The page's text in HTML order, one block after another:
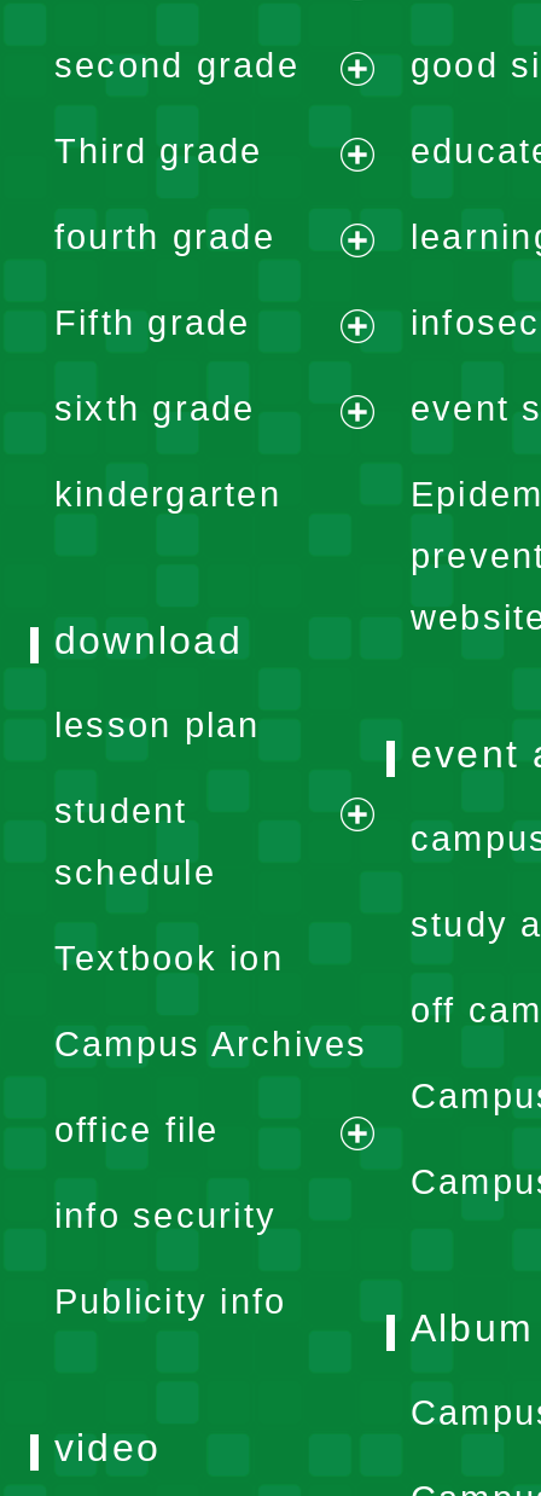
menu
second grade
menu
Third grade
menu
fourth grade
menu
Fifth grade
menu
sixth grade
kindergarten
good
event
download
lesson plan
student
schedule
expand
menu
Textbook ion
Campus Archives
office file
expand
info security
Publicity info
event
study
off
Album
video